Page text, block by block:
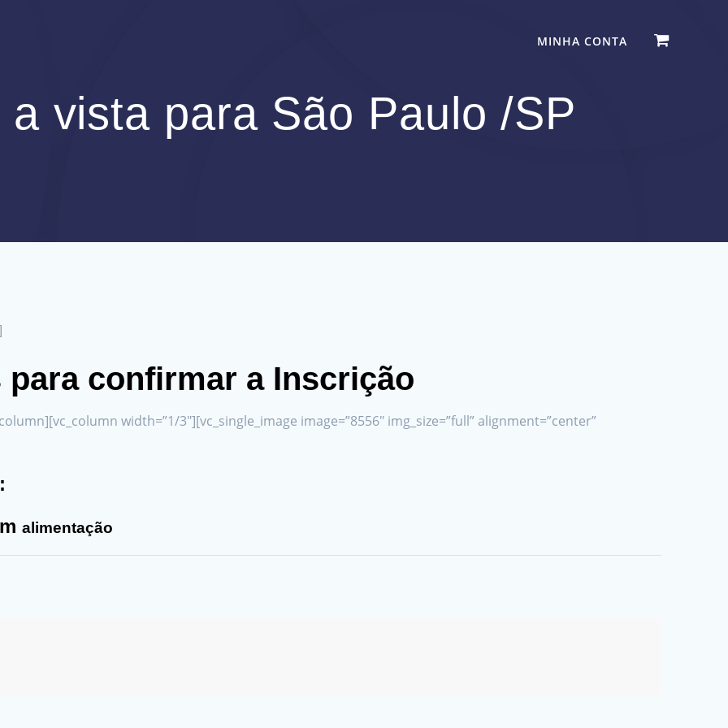
MINHA CONTA
a vista para São Paulo /SP
para confirmar a Inscrição
width=”1/3″][vc_single_image image=”8556″ img_size=”full” alignment=”center”
alimentação